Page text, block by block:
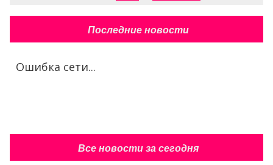
Последние новости
Ошибка сети...
Все новости за сегодня